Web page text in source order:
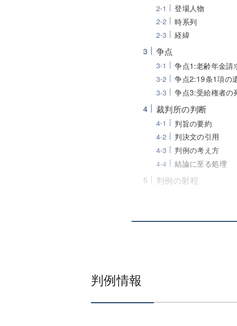
登場人物
時系列
経緯
争点
争点1:老齢年金請
争点2:19条1項の
争点3:受給権者の
裁判所の判断
判旨の要約
判決文の引用
判例の考え方
結論に至る処理
判例の射程
判例情報